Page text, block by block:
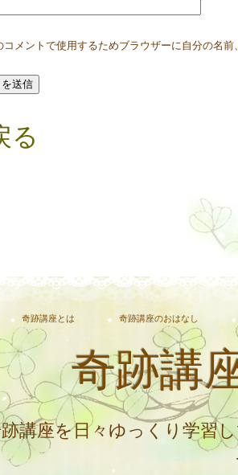
コメントで使用するためブラウザーに自分の名
る
奇跡講座とは 奇跡講座のおはなし
奇跡講
講座を日々ゆっくり学習